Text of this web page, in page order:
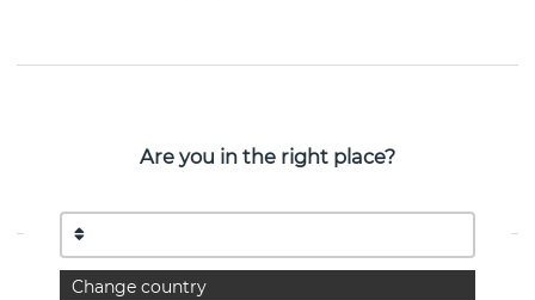
med ett klot på en krok Klotet är 12 mm i diameter,
EGENSKAPER
Are you in the right place?
Change country